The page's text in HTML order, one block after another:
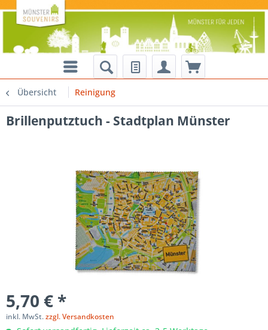
Übersicht Reinigung
Brillenputztuch - Stadtplan Münster
5,70 € *
inkl. MwSt.zzgl. Versandkosten